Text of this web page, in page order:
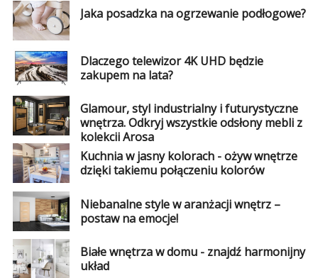
Pokój
dziecięcy
Przedpokój
Najlepsze
Kategorie
Dodaj
«
Dodaj
Dodaj
Dodaj
artykuł
Dodaj
galerię
Jaka posadzka na ogrzewanie podłogowe?
Dlaczego telewizor 4K UHD będzie
zakupem na lata?
Glamour, styl industrialny i futurystyczne
wnętrza. Odkryj wszystkie odsłony mebli z
kolekcji Arosa
Kuchnia w jasny kolorach - ożyw wnętrze
dzięki takiemu połączeniu kolorów
Niebanalne style w aranżacji wnętrz –
postaw na emocje!
Białe wnętrza w domu - znajdź harmonijny
układ